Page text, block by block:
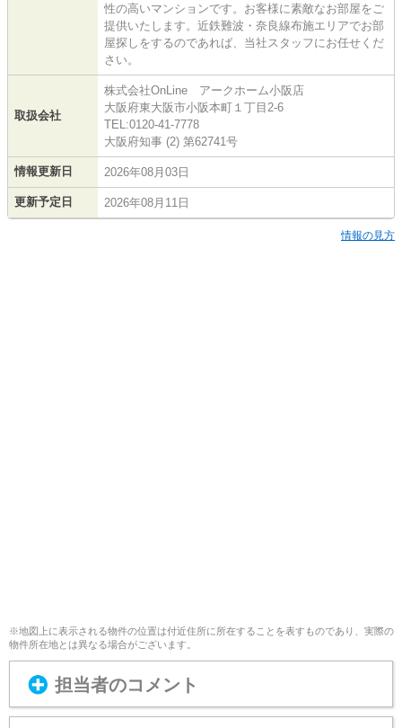
性の高いマンションです。お客様に素敵なお部屋をご
提供いたします。近鉄難波・奈良線布施エリアでお部
屋探しをするのであれば、当社スタッフにお任せくだ
さい。
取扱会社
株式会社OnLine アークホーム小阪店
大阪府東大阪市小阪本町１丁目2-6
TEL:0120-41-7778
大阪府知事 (2) 第62741号
情報更新日 2026年08月03日
更新予定日 2026年08月11日
情報の見方
※地図上に表示される物件の位置は付近住所に所在することを表すものであり、実際の
物件所在地とは異なる場合がございます。
担当者のコメント